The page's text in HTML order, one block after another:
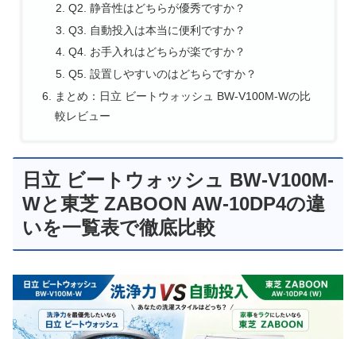
Q2. 静音性はどちらが優秀ですか？
Q3. 自動投入は本当に便利ですか？
Q4. お手入れはどちらが楽ですか？
Q5. 設置しやすいのはどちらですか？
まとめ：日立 ビートウォッシュ BW-V100M-Wの比
較レビュー
日立 ビートウォッシュ BW-V100M-
Wと東芝 ZABOON AW-10DP4の違
いを一覧表で徹底比較